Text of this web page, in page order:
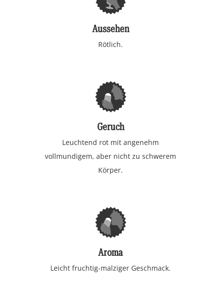
Aussehen
Rötlich.
Geruch
Leuchtend rot mit angenehm
vollmundigem, aber nicht zu schwerem
Körper.
Aroma
Leicht fruchtig-malziger Geschmack.